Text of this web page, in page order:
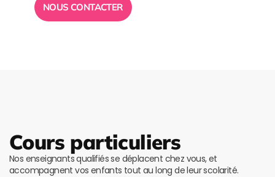
NOUS CONTACTER
Cours particuliers
Nos enseignants qualifiés se déplacent chez vous, et
accompagnent vos enfants tout au long de leur scolarité.